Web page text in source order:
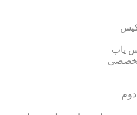
کیس
یاب
تخصصی